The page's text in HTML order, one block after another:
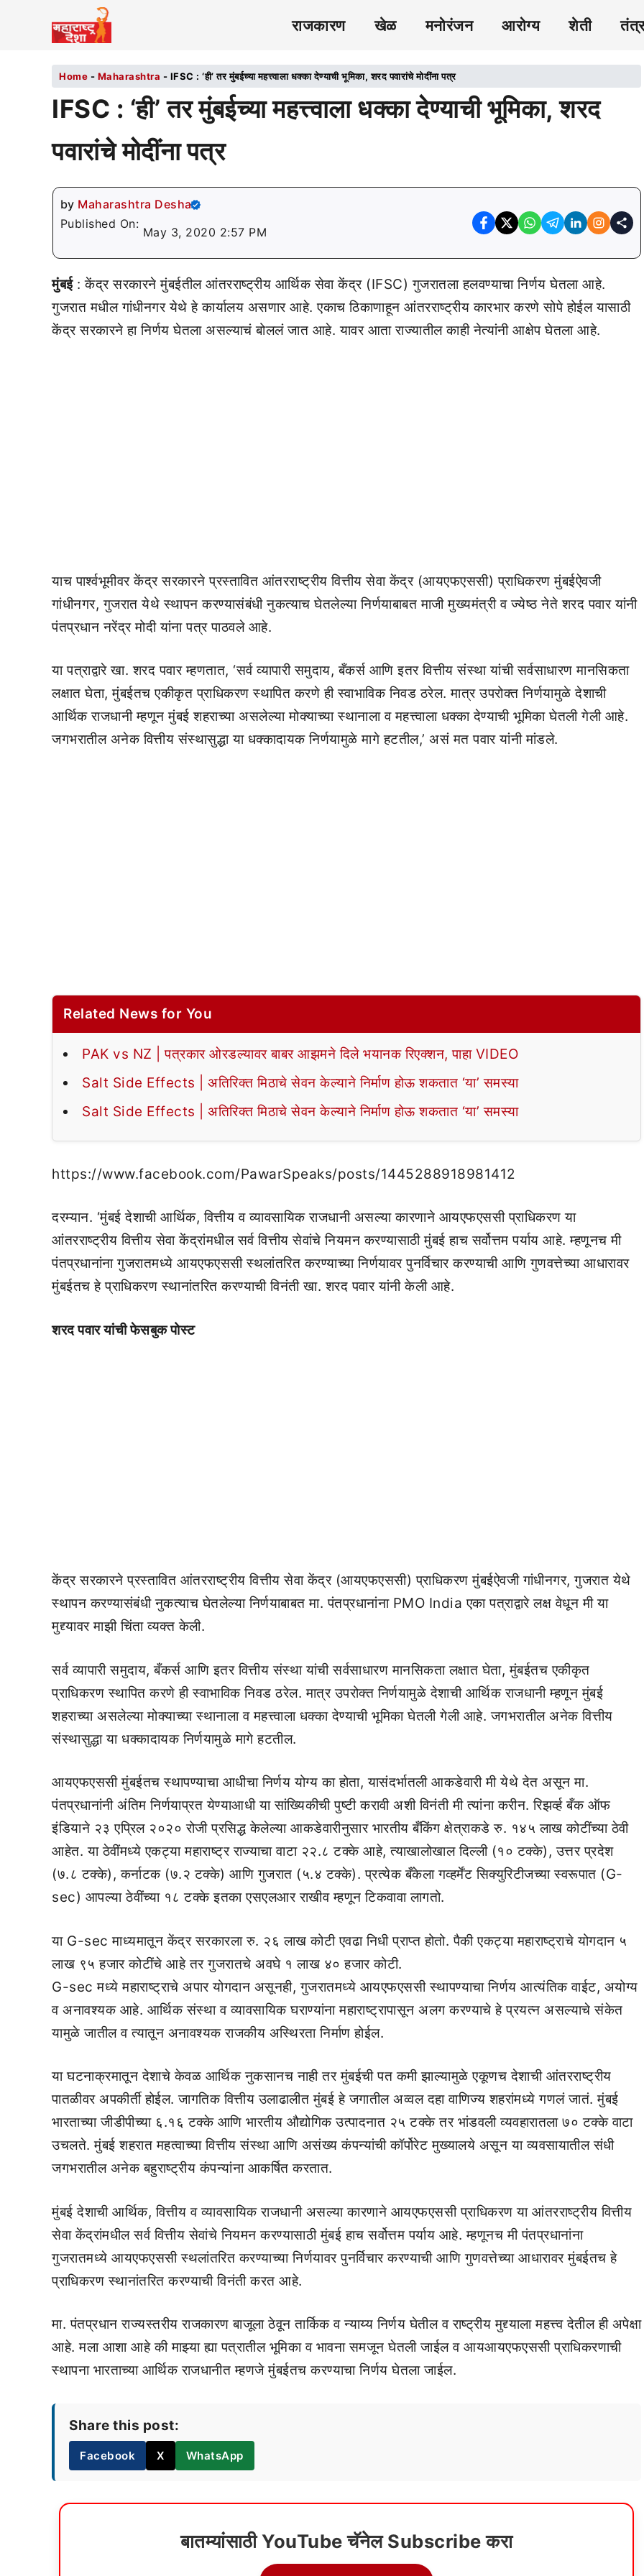
राजकारण खेळ मनोरंजन आरोग्य शेती
Home - Maharashtra - IFSC : ‘ही’ तर मुंबईच्या महत्त्वाला धक्का देण्याची भूमिका, शरद पवारांचे मोदींना पत्र
IFSC : ‘ही’ तर मुंबईच्या महत्त्वाला धक्का देण्याची भूमिका, शरद
पवारांचे मोदींना पत्र
by Maharashtra Desha
Published On:
May 3, 2020 2:57 PM
मुंबई: केंद्र सरकारने मुंबईतील आंतरराष्ट्रीय आर्थिक सेवा केंद्र (IFSC) गुजरातला हलवण्याचा निर्णय घेतला आहे.
गुजरात मधील गांधीनगर येथे हे कार्यालय असणार आहे. एकाच ठिकाणाहून आंतरराष्ट्रीय कारभार करणे सोपे होईल यासाठी
केंद्र सरकारने हा निर्णय घेतला असल्याचं बोललं जात आहे. यावर आता राज्यातील काही नेत्यांनी आक्षेप घेतला आहे.
याच पार्श्वभूमीवर केंद्र सरकारने प्रस्तावित आंतरराष्ट्रीय वित्तीय सेवा केंद्र (आयएफएससी) प्राधिकरण मुंबईऐवजी
गांधीनगर, गुजरात येथे स्थापन करण्यासंबंधी नुकत्याच घेतलेल्या निर्णयाबाबत माजी मुख्यमंत्री व ज्येष्ठ नेते शरद पवार यांनी
पंतप्रधान नरेंद्र मोदी यांना पत्र पाठवले आहे.
या पत्राद्वारे खा. शरद पवार म्हणतात, ‘सर्व व्यापारी समुदाय, बँकर्स आणि इतर वित्तीय संस्था यांची सर्वसाधारण मानसिकता
लक्षात घेता, मुंबईतच एकीकृत प्राधिकरण स्थापित करणे ही स्वाभाविक निवड ठरेल. मात्र उपरोक्त निर्णयामुळे देशाची
आर्थिक राजधानी म्हणून मुंबई शहराच्या असलेल्या मोक्याच्या स्थानाला व महत्त्वाला धक्का देण्याची भूमिका घेतली गेली आहे.
जगभरातील अनेक वित्तीय संस्थासुद्धा या धक्कादायक निर्णयामुळे मागे हटतील,’ असं मत पवार यांनी मांडले.
Related News for You
PAK vs NZ | पत्रकार ओरडल्यावर बाबर आझमने दिले भयानक रिएक्शन, पाहा VIDEO
Salt Side Effects | अतिरिक्त मिठाचे सेवन केल्याने निर्माण होऊ शकतात ‘या’ समस्या
Salt Side Effects | अतिरिक्त मिठाचे सेवन केल्याने निर्माण होऊ शकतात ‘या’ समस्या
https://www.facebook.com/PawarSpeaks/posts/1445288918981412
दरम्यान. ‘मुंबई देशाची आर्थिक, वित्तीय व व्यावसायिक राजधानी असल्या कारणाने आयएफएससी प्राधिकरण या
आंतरराष्ट्रीय वित्तीय सेवा केंद्रांमधील सर्व वित्तीय सेवांचे नियमन करण्यासाठी मुंबई हाच सर्वोत्तम पर्याय आहे. म्हणूनच मी
पंतप्रधानांना गुजरातमध्ये आयएफएससी स्थलांतरित करण्याच्या निर्णयावर पुनर्विचार करण्याची आणि गुणवत्तेच्या आधारावर
मुंबईतच हे प्राधिकरण स्थानांतरित करण्याची विनंती खा. शरद पवार यांनी केली आहे.
शरद पवार यांची फेसबुक पोस्ट
केंद्र सरकारने प्रस्तावित आंतरराष्ट्रीय वित्तीय सेवा केंद्र (आयएफएससी) प्राधिकरण मुंबईऐवजी गांधीनगर, गुजरात येथे
स्थापन करण्यासंबंधी नुकत्याच घेतलेल्या निर्णयाबाबत मा. पंतप्रधानांना PMO India एका पत्राद्वारे लक्ष वेधून मी या
मुद्द्यावर माझी चिंता व्यक्त केली.
सर्व व्यापारी समुदाय, बँकर्स आणि इतर वित्तीय संस्था यांची सर्वसाधारण मानसिकता लक्षात घेता, मुंबईतच एकीकृत
प्राधिकरण स्थापित करणे ही स्वाभाविक निवड ठरेल. मात्र उपरोक्त निर्णयामुळे देशाची आर्थिक राजधानी म्हणून मुंबई
शहराच्या असलेल्या मोक्याच्या स्थानाला व महत्त्वाला धक्का देण्याची भूमिका घेतली गेली आहे. जगभरातील अनेक वित्तीय
संस्थासुद्धा या धक्कादायक निर्णयामुळे मागे हटतील.
आयएफएससी मुंबईतच स्थापण्याचा आधीचा निर्णय योग्य का होता, यासंदर्भातली आकडेवारी मी येथे देत असून मा.
पंतप्रधानांनी अंतिम निर्णयाप्रत येण्याआधी या सांख्यिकीची पुष्टी करावी अशी विनंती मी त्यांना करीन. रिझर्व्ह बँक ऑफ
इंडियाने २३ एप्रिल २०२० रोजी प्रसिद्ध केलेल्या आकडेवारीनुसार भारतीय बँकिंग क्षेत्राकडे रु. १४५ लाख कोटींच्या ठेवी
आहेत. या ठेवींमध्ये एकट्या महाराष्ट्र राज्याचा वाटा २२.८ टक्के आहे, त्याखालोखाल दिल्ली (१० टक्के), उत्तर प्रदेश
(७.८ टक्के), कर्नाटक (७.२ टक्के) आणि गुजरात (५.४ टक्के). प्रत्येक बँकेला गव्हर्मेंट सिक्युरिटीजच्या स्वरूपात (G-
sec) आपल्या ठेवींच्या १८ टक्के इतका एसएलआर राखीव म्हणून टिकवावा लागतो.
या G-sec माध्यमातून केंद्र सरकारला रु. २६ लाख कोटी एवढा निधी प्राप्त होतो. पैकी एकट्या महाराष्ट्राचे योगदान ५
लाख ९५ हजार कोटींचे आहे तर गुजरातचे अवघे १ लाख ४० हजार कोटी.
G-sec मध्ये महाराष्ट्राचे अपार योगदान असूनही, गुजरातमध्ये आयएफएससी स्थापण्याचा निर्णय आत्यंतिक वाईट, अयोग्य
व अनावश्यक आहे. आर्थिक संस्था व व्यावसायिक घराण्यांना महाराष्ट्रापासून अलग करण्याचे हे प्रयत्न असल्याचे संकेत
यामुळे जातील व त्यातून अनावश्यक राजकीय अस्थिरता निर्माण होईल.
या घटनाक्रमातून देशाचे केवळ आर्थिक नुकसानच नाही तर मुंबईची पत कमी झाल्यामुळे एकूणच देशाची आंतरराष्ट्रीय
पातळीवर अपकीर्ती होईल. जागतिक वित्तीय उलाढालीत मुंबई हे जगातील अव्वल दहा वाणिज्य शहरांमध्ये गणलं जातं. मुंबई
भारताच्या जीडीपीच्या ६.१६ टक्के आणि भारतीय औद्योगिक उत्पादनात २५ टक्के तर भांडवली व्यवहारातला ७० टक्के वाटा
उचलते. मुंबई शहरात महत्वाच्या वित्तीय संस्था आणि असंख्य कंपन्यांची कॉर्पोरेट मुख्यालये असून या व्यवसायातील संधी
जगभरातील अनेक बहुराष्ट्रीय कंपन्यांना आकर्षित करतात.
मुंबई देशाची आर्थिक, वित्तीय व व्यावसायिक राजधानी असल्या कारणाने आयएफएससी प्राधिकरण या आंतरराष्ट्रीय वित्तीय
सेवा केंद्रांमधील सर्व वित्तीय सेवांचे नियमन करण्यासाठी मुंबई हाच सर्वोत्तम पर्याय आहे. म्हणूनच मी पंतप्रधानांना
गुजरातमध्ये आयएफएससी स्थलांतरित करण्याच्या निर्णयावर पुनर्विचार करण्याची आणि गुणवत्तेच्या आधारावर मुंबईतच हे
प्राधिकरण स्थानांतरित करण्याची विनंती करत आहे.
मा. पंतप्रधान राज्यस्तरीय राजकारण बाजूला ठेवून तार्किक व न्याय्य निर्णय घेतील व राष्ट्रीय मुद्द्याला महत्त्व देतील ही अपेक्षा
आहे. मला आशा आहे की माझ्या ह्या पत्रातील भूमिका व भावना समजून घेतली जाईल व आयआयएफएससी प्राधिकरणाची
स्थापना भारताच्या आर्थिक राजधानीत म्हणजे मुंबईतच करण्याचा निर्णय घेतला जाईल.
Share this post:
Facebook X WhatsApp
बातम्यांसाठी YouTube चॅनेल Subscribe करा